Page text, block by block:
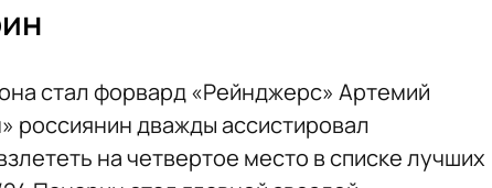
стал форвард «Рейнджерс» Артемий
россиянин дважды ассистировал
на четвертое место в списке лучших